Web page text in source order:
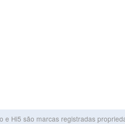
e Hi5 são marcas registradas